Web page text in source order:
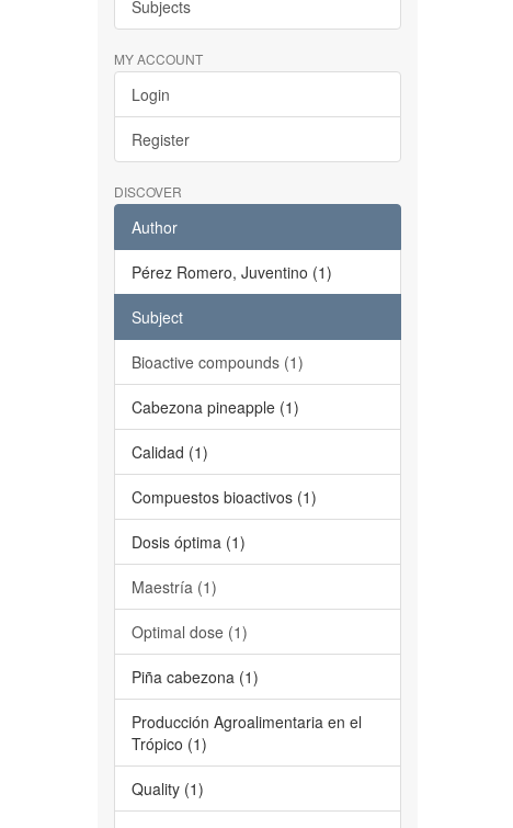
Subjects
MY ACCOUNT
Login
Register
DISCOVER
Author
Pérez Romero, Juventino (1)
Subject
Bioactive compounds (1)
Cabezona pineapple (1)
Calidad (1)
Compuestos bioactivos (1)
Dosis óptima (1)
Maestría (1)
Optimal dose (1)
Piña cabezona (1)
Producción Agroalimentaria en el
Trópico (1)
Quality (1)